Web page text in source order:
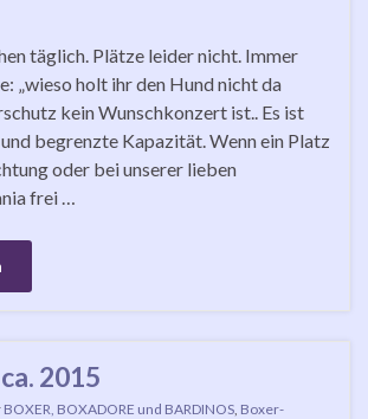
täglich. Plätze leider nicht. Immer
„wieso holt ihr den Hund nicht da
kein Wunschkonzert ist.. Es ist
begrenzte Kapazität. Wenn ein Platz
oder bei unserer lieben
frei …
2015
BOXER, BOXADORE und BARDINOS Boxer-